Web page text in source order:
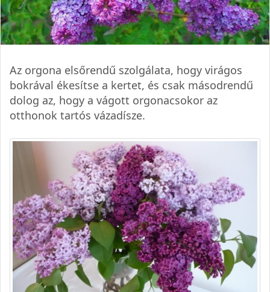
Az orgona elsőrendű szolgálata, hogy virágos
bokrával ékesítse a kertet, és csak másodrendű
dolog az, hogy a vágott orgonacsokor az
otthonok tartós vázadísze.